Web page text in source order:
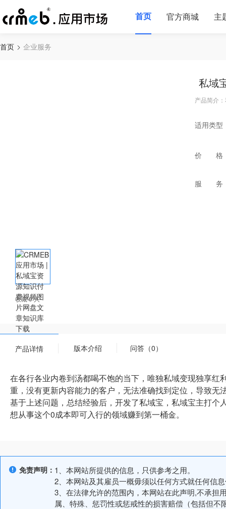
首页 官方商城 主
首页 企业服务
收藏 0 人
私域
产品简介
适用类型
价 格
服 务
产品详情 版本介绍 问答（0）
在各行各业内卷到汤都喝不饱的当下，唯独私域变现独享
重，没有更新内容能力的客户，无法准确找到定位，导致无
基于上述问题，总结经验后，开发了私域宝，私域宝主打
想从事这个0成本即可入行的领域赚到第一桶金。
免责声明： 1、本网站所提供的信息，只供参考之用。
2、本网站及其雇员一概毋须以任何方式就任何信
3、在法律允许的范围内，本网站在此声明,不承担
属、特殊、惩罚性或惩戒性的损害赔偿（包括但